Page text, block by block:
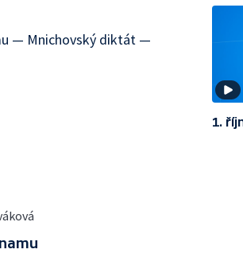
— Mnichovský diktát —
1.